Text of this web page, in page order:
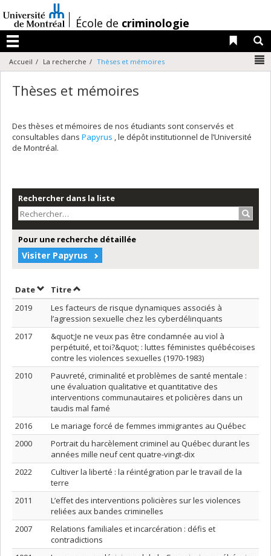
au
contenu
/École de criminologie
Menu
Liens
Accueil La recherche Thèses et mémoires
Thèses et mémoires
Des thèses et mémoires de nos étudiants sont conservés et
consultables dans Papyrus , le dépôt institutionnel de l’Université
de Montréal.
Rechercher dans la liste
Pour une recherche détaillée
Visiter Papyrus
DateTrier par date en ordre décroissant
TitreTrier par titre en ordre décroissant
2019
Les facteurs de risque dynamiques associés à
l’agression sexuelle chez les cyberdélinquants
2017
&quot;Je ne veux pas être condamnée au viol à
perpétuité, et toi?&quot; : luttes féministes québécoises
contre les violences sexuelles (1970-1983)
2010
Pauvreté, criminalité et problèmes de santé mentale :
une évaluation qualitative et quantitative des
interventions communautaires et policières dans un
taudis mal famé
2016
Le mariage forcé de femmes immigrantes au Québec
2000
Portrait du harcèlement criminel au Québec durant les
années mille neuf cent quatre-vingt-dix
2022
Cultiver la liberté : la réintégration par le travail de la
terre
2011
L’effet des interventions policières sur les violences
reliées aux bandes criminelles
2007
Relations familiales et incarcération : défis et
contradictions